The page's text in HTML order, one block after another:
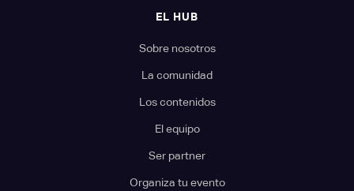
EL HUB
Sobre nosotros
La comunidad
Los contenidos
El equipo
Ser partner
Organiza tu evento